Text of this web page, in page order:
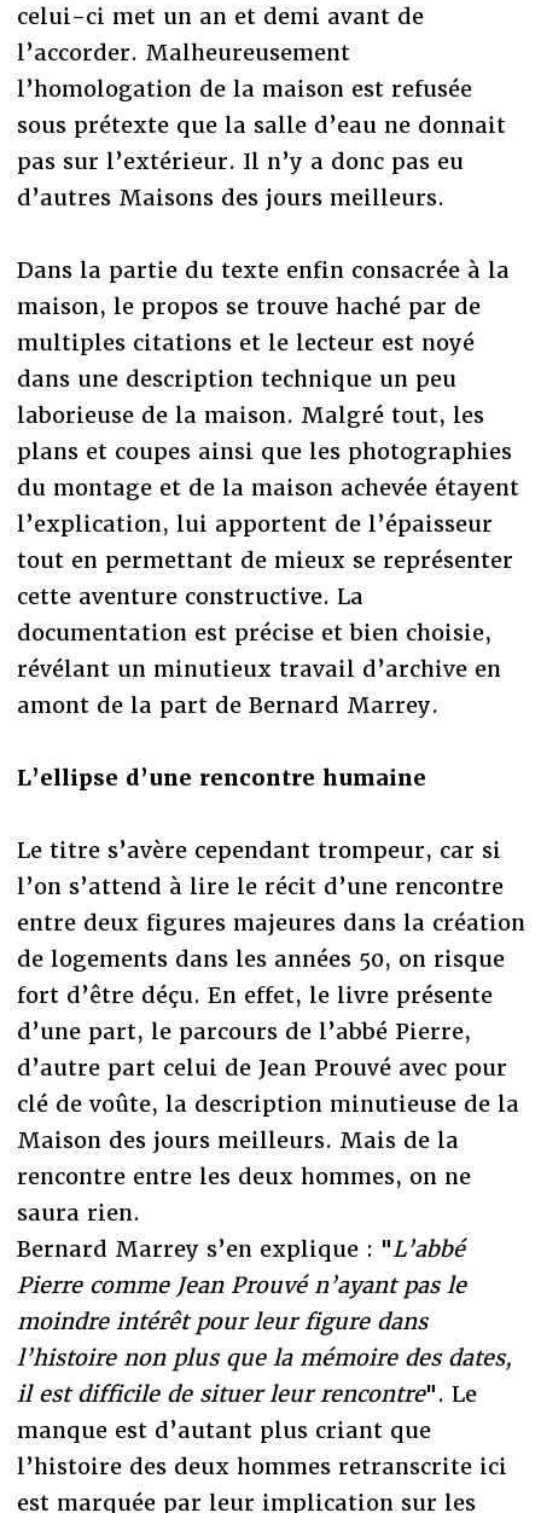
celui-ci met un an et demi avant de
l’accorder. Malheureusement
l’homologation de la maison est refusée
sous prétexte que la salle d’eau ne donnait
pas sur l’extérieur. Il n’y a donc pas eu
d’autres Maisons des jours meilleurs.
Dans la partie du texte enfin consacrée à la
maison, le propos se trouve haché par de
multiples citations et le lecteur est noyé
dans une description technique un peu
laborieuse de la maison. Malgré tout, les
plans et coupes ainsi que les photographies
du montage et de la maison achevée étayent
l’explication, lui apportent de l’épaisseur
tout en permettant de mieux se représenter
cette aventure constructive. La
documentation est précise et bien choisie,
révélant un minutieux travail d’archive en
amont de la part de Bernard Marrey.
L’ellipse d’une rencontre humaine
Le titre s’avère cependant trompeur, car si
l’on s’attend à lire le récit d’une rencontre
entre deux figures majeures dans la création
de logements dans les années 50, on risque
fort d’être déçu. En effet, le livre présente
d’une part, le parcours de l’abbé Pierre,
d’autre part celui de Jean Prouvé avec pour
clé de voûte, la description minutieuse de la
Maison des jours meilleurs. Mais de la
rencontre entre les deux hommes, on ne
saura rien.
Bernard Marrey s’en explique : "L’abbé
Pierre comme Jean Prouvé n’ayant pas le
moindre intérêt pour leur figure dans
l’histoire non plus que la mémoire des dates,
il est difficile de situer leur rencontre". Le
manque est d’autant plus criant que
l’histoire des deux hommes retranscrite ici
est marquée par leur implication sur les